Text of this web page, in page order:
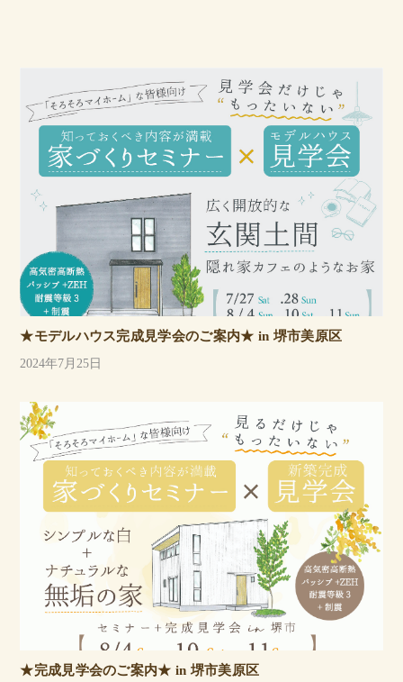
★モデルハウス完成見学会のご案内★ in 堺市美原区
2024年7月25日
★完成見学会のご案内★ in 堺市美原区